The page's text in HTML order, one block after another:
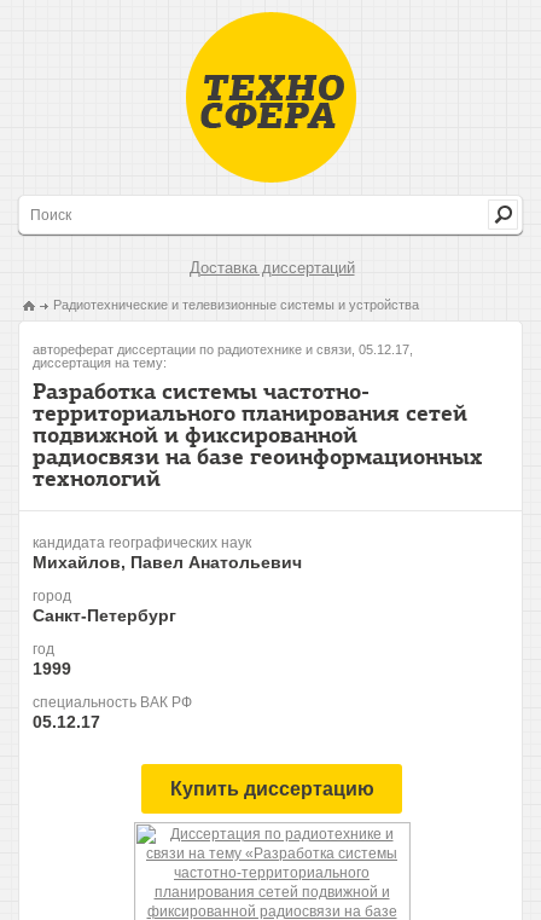
Доставка диссертаций
Радиотехнические и телевизионные системы и устройства
автореферат диссертации по радиотехнике и связи, 05.12.17,
диссертация на тему:
Разработка системы частотно-
территориального планирования сетей
подвижной и фиксированной
радиосвязи на базе геоинформационных
технологий
кандидата географических наук
Михайлов, Павел Анатольевич
город
Санкт-Петербург
год
1999
специальность ВАК РФ
05.12.17
Купить диссертацию